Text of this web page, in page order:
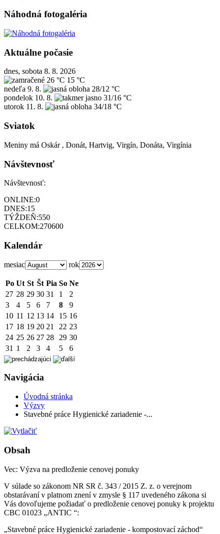
Náhodná fotogaléria
Aktuálne počasie
dnes, sobota 8. 8. 2026
26 °C 15 °C
nedeľa 9. 8.
28/12 °C
pondelok 10. 8.
31/16 °C
utorok 11. 8. 34/18 °C
Sviatok
Meniny má Oskár , Donát, Hartvig, Virgín, Donáta, Virgínia
Návštevnosť
Návštevnosť:
ONLINE:0
DNES:15
TÝŽDEŇ:550
CELKOM:270600
Kalendár
mesiac rok
Po Ut St Št Pia So Ne
27 28 29 30 31 1
2
3
4 5 6 7 8
9
10 11 12 13 14 15 16
17 18 19 20 21 22 23
24 25 26 27 28 29 30
31 1 2 3 4 5 6
Navigácia
Úvodná stránka
Výzvy
Stavebné práce Hygienické zariadenie -...
Obsah
Vec: Výzva na predloženie cenovej ponuky
V súlade so zákonom NR SR č. 343 / 2015 Z. z. o verejnom
obstarávaní v platnom znení v zmysle § 117 uvedeného zákona si
Vás dovoľujeme požiadať o predloženie cenovej ponuky k projektu
CBC 01023 „ANTIC “:
„Stavebné práce Hygienické zariadenie - kompostovací záchod“